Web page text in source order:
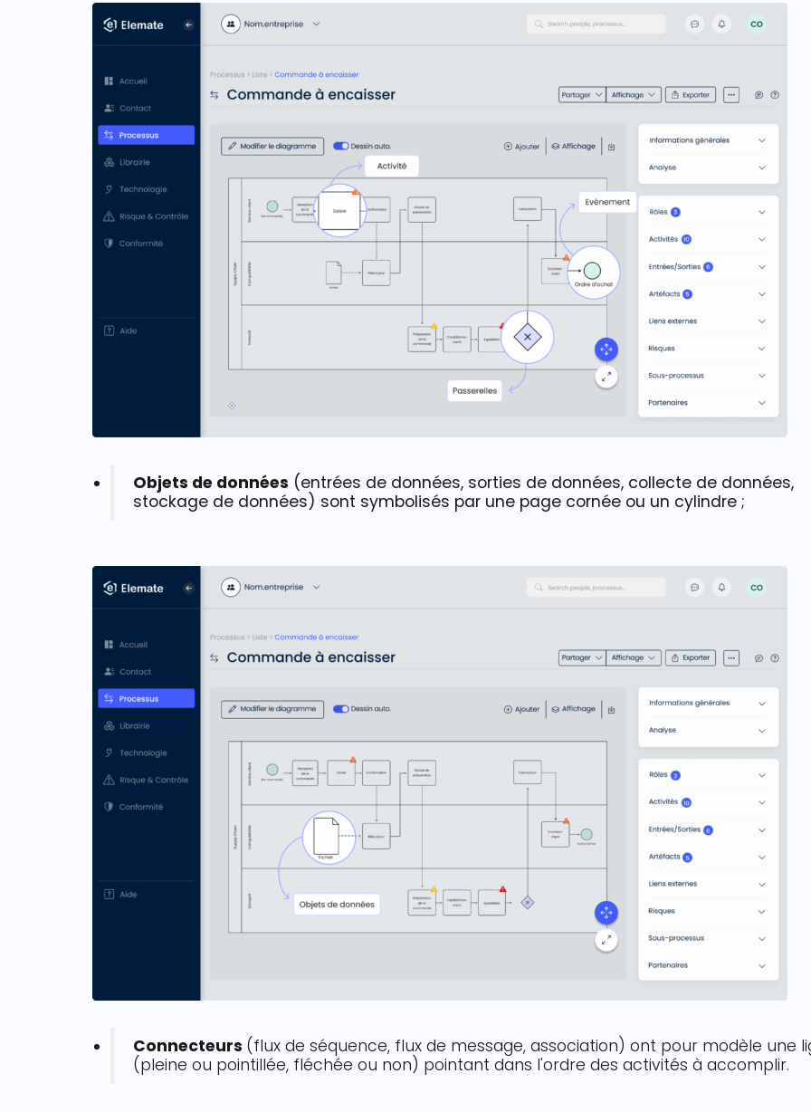
Objets de données (entrées de données, sorties de données, collecte de données,
stockage de données) sont symbolisés par une page cornée ou un cylindre ;
Connecteurs (flux de séquence, flux de message, association) ont pour modèle une
(pleine ou pointillée, fléchée ou non) pointant dans l'ordre des activités à accomplir.